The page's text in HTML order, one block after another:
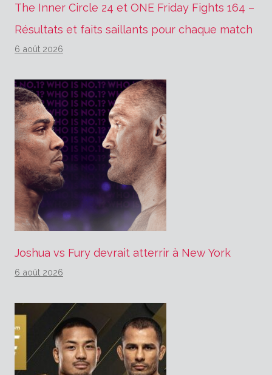
The Inner Circle 24 et ONE Friday Fights 164 –
Résultats et faits saillants pour chaque match
6 août 2026
Joshua vs Fury devrait atterrir à New York
6 août 2026